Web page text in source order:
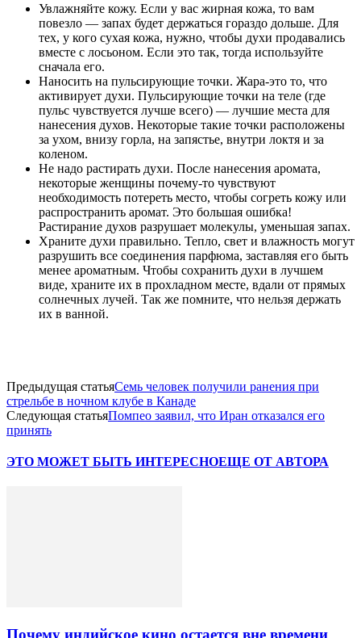
Увлажняйте кожу. Если у вас жирная кожа, то вам
повезло — запах будет держаться гораздо дольше. Для
тех, у кого сухая кожа, нужно, чтобы духи продавались
вместе с лосьоном. Если это так, тогда используйте
сначала его.
Наносить на пульсирующие точки. Жара-это то, что
активирует духи. Пульсирующие точки на теле (где
пульс чувствуется лучше всего) — лучшие места для
нанесения духов. Некоторые такие точки расположены
за ухом, внизу горла, на запястье, внутри локтя и за
коленом.
Не надо растирать духи. После нанесения аромата,
некоторые женщины почему-то чувствуют
необходимость потереть место, чтобы согреть кожу или
распространить аромат. Это большая ошибка!
Растирание духов разрушает молекулы, уменьшая запах.
Храните духи правильно. Тепло, свет и влажность могут
разрушить все соединения парфюма, заставляя его быть
менее ароматным. Чтобы сохранить духи в лучшем
виде, храните их в прохладном месте, вдали от прямых
солнечных лучей. Так же помните, что нельзя держать
их в ванной.
Предыдущая статьяСемь человек получили ранения при
стрельбе в ночном клубе в Канаде
Следующая статьяПомпео заявил, что Иран отказался его
принять
ЭТО МОЖЕТ БЫТЬ ИНТЕРЕСНОЕЩЕ ОТ АВТОРА
Почему индийское кино остается вне времени